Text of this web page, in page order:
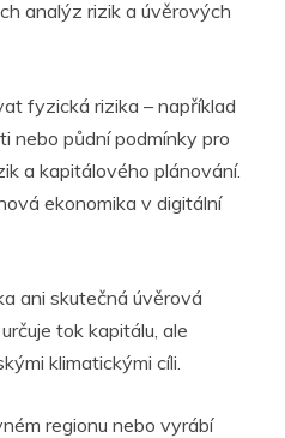
analýz rizik a úvěrových
fyzická rizika – například
nebo půdní podmínky pro
a kapitálového plánování.
ekonomika v digitální
ani skutečná úvěrová
tok kapitálu, ale
klimatickými cíli.
regionu nebo vyrábí